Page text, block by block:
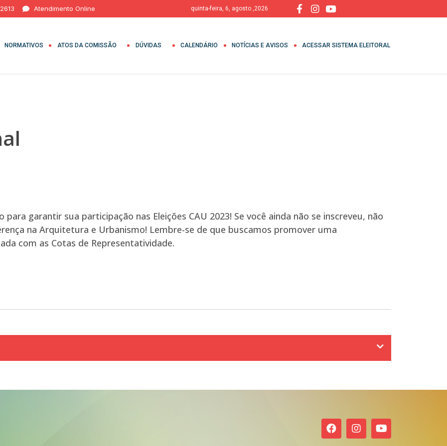
Atendimento Online quinta-feira, 6, agosto ,2026
NORMATIVOS ATOS DA COMISSÃO DÚVIDAS CALENDÁRIO NOTÍCIAS E AVISOS ACESSAR SISTEMA ELEITORAL
garantir sua participação nas Eleições CAU 2023! Se você ainda não se inscreveu, não
na Arquitetura e Urbanismo! Lembre-se de que buscamos promover uma
com as Cotas de Representatividade.